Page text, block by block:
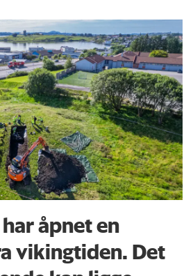
åpnet en
vikingtiden. Det